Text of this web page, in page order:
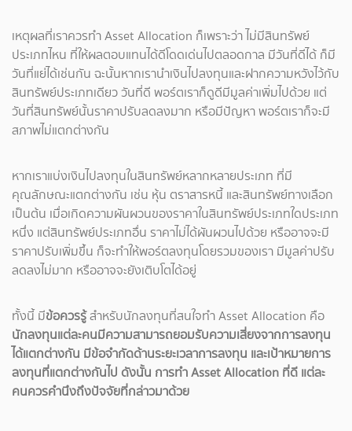
เหตุผลที่เราควรทำ Asset Allocation ก็เพราะว่า ไม่มีสินทรัพย์
ประเภทไหน ที่ให้ผลตอบแทนได้ดีโดดเด่นไปตลอดกาล มีวันที่ดีได้ ก็มี
วันที่แย่ได้เช่นกัน ฉะนั้นหากเรานำเงินไปลงทุนและฝากความหวังไว้กับ
สินทรัพย์ประเภทเดียว วันที่ดี พอร์ตเราก็ดูดีมีมูลค่าเพิ่มไปด้วย แต่
วันที่สินทรัพย์นั้นราคาปรับลดลงมาก หรือมีปัญหา พอร์ตเราก็จะมี
สภาพไม่แตกต่างกัน
หากเราแบ่งเงินไปลงทุนในสินทรัพย์หลากหลายประเภท ที่มี
คุณลักษณะแตกต่างกัน เช่น หุ้น ตราสารหนี้ และสินทรัพย์ทางเลือก
เป็นต้น เมื่อเกิดความผันผวนของราคาในสินทรัพย์ประเภทใดประเภท
หนึ่ง แต่สินทรัพย์ประเภทอื่น ราคาไม่ได้ผันผวนไปด้วย หรืออาจจะมี
ราคาปรับเพิ่มขึ้น ก็จะทำให้พอร์ตลงทุนโดยรวมของเรา มีมูลค่าปรับ
ลดลงไม่มาก หรืออาจจะยังเติบโตได้อยู่
ทั้งนี้ มีข้อควรรู้สำหรับนักลงทุนที่สนใจทำ Asset Allocation คือ
นักลงทุนแต่ละคนมีความสามารถยอมรับความเสี่ยงจากการลงทุน
ได้แตกต่างกัน มีข้อจำกัดด้านระยะเวลาการลงทุน และเป้าหมายการ
ลงทุนที่แตกต่างกันไป ดังนั้น การทำ Asset Allocation ที่ดี แต่ละ
คนควรคำนึงถึงปัจจัยที่กล่าวมาด้วย